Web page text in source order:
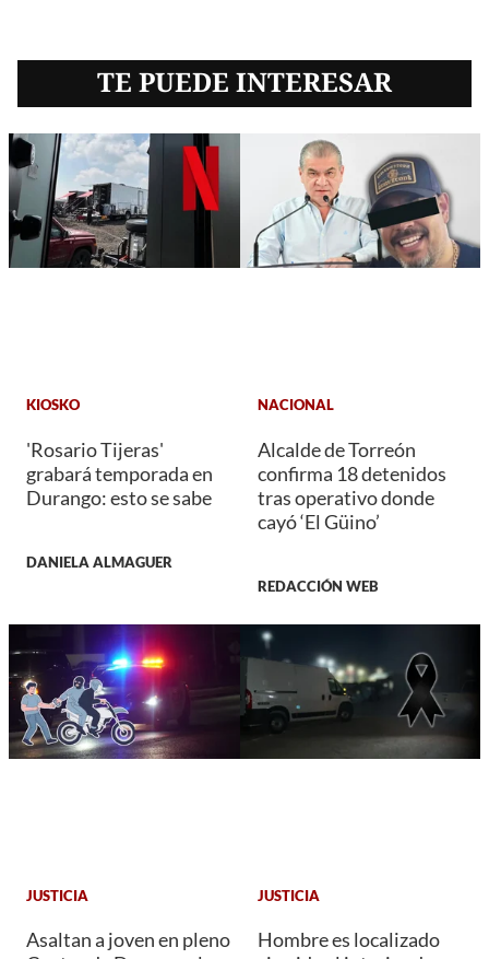
TE PUEDE INTERESAR
KIOSKO
'Rosario Tijeras'
grabará temporada en
Durango: esto se sabe
DANIELA ALMAGUER
NACIONAL
Alcalde de Torreón
confirma 18 detenidos
tras operativo donde
cayó ‘El Güino’
REDACCIÓN WEB
JUSTICIA
Asaltan a joven en pleno
JUSTICIA
Hombre es localizado